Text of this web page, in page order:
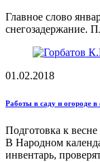
Главное слово
снегозадержание.
01.02.2018
Работы в саду и огороде в
Подготовка к
В Народном
инвентарь,